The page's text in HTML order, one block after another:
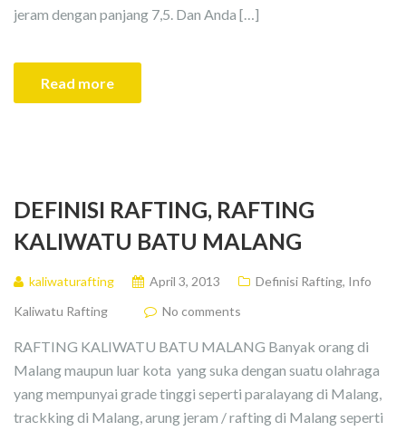
jeram dengan panjang 7,5. Dan Anda […]
Read more
DEFINISI RAFTING, RAFTING
KALIWATU BATU MALANG
kaliwaturafting April 3, 2013 Definisi Rafting, Info
Kaliwatu Rafting
No comments
RAFTING KALIWATU BATU MALANG Banyak orang di
Malang maupun luar kota yang suka dengan suatu olahraga
yang mempunyai grade tinggi seperti paralayang di Malang,
trackking di Malang, arung jeram / rafting di Malang seperti